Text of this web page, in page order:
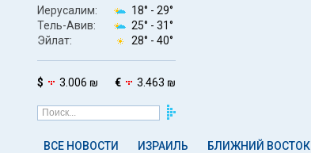
Иерусалим: 18° - 29°
Тель-Авив:
25° - 31°
Эйлат:
28° - 40°
$ 3.006 ₪ € 3.463 ₪
ВСЕ НОВОСТИ ИЗРАИЛЬ БЛИЖНИЙ ВОСТОК